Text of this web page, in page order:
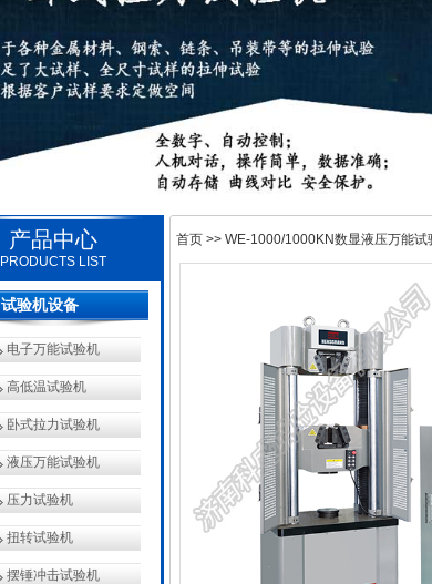
产品中心
PRODUCTS LIST
试验机设备
电子万能试验机
高低温试验机
卧式拉力试验机
液压万能试验机
压力试验机
扭转试验机
摆锤冲击试验机
首页 >> WE-1000/1000KN数显液压万能试